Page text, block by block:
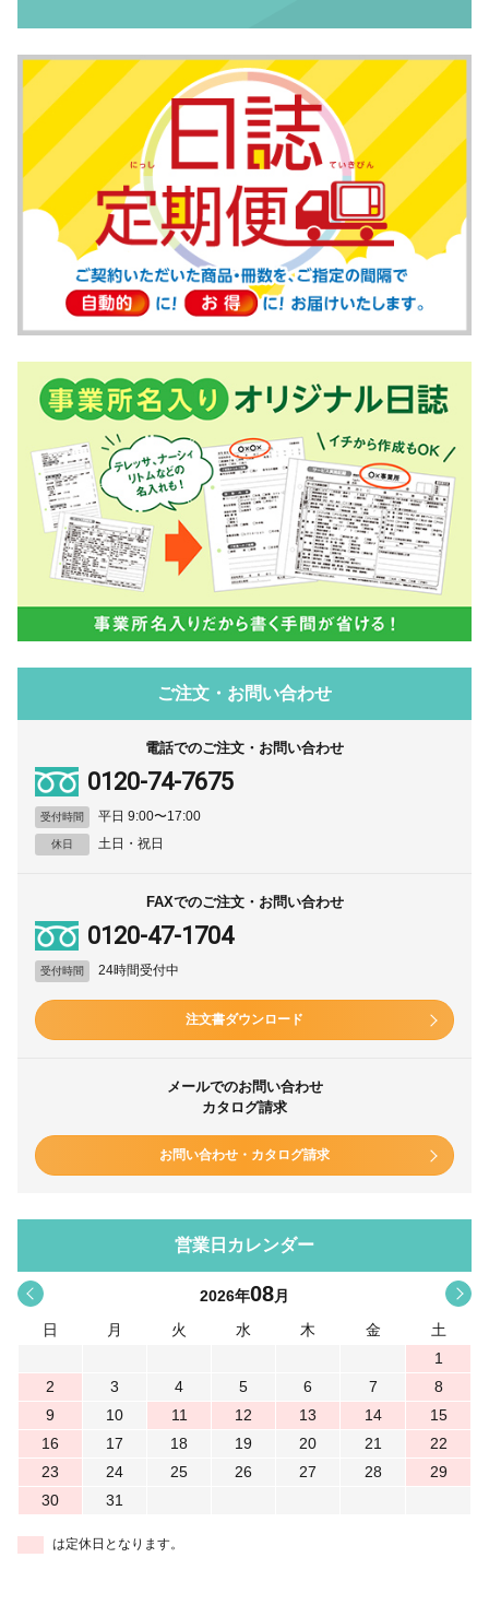
ご注文・お問い合わせ
電話でのご注文・お問い合わせ
0120-74-7675
受付時間 平日 9:00〜17:00
休日 土日・祝日
FAXでのご注文・お問い合わせ
0120-47-1704
受付時間 24時間受付中
注文書ダウンロード
メールでのお問い合わせ
カタログ請求
お問い合わせ・カタログ請求
営業日カレンダー
< 2026年08月
日
月 火 水 木 金
土
1
2
3 4 5 6 7
8
9
10 11 12 13 14
15
16
17 18 19 20 21
22
23
24 25 26 27 28
29
30
31
は定休日となります。